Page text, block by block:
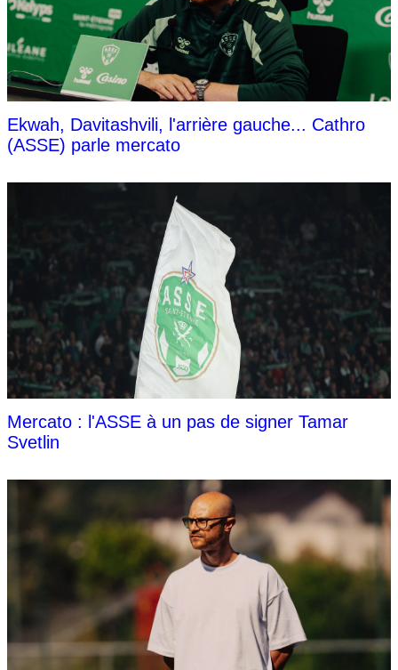
Ekwah, Davitashvili, l'arrière gauche... Cathro
(ASSE) parle mercato
Mercato : l'ASSE à un pas de signer Tamar
Svetlin